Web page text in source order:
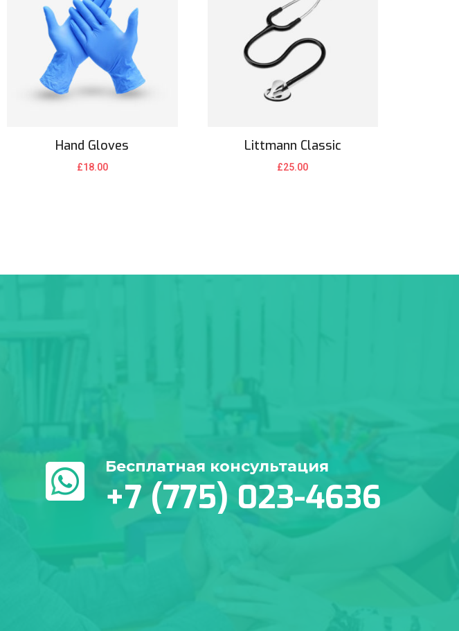
Hand Gloves
£18.00
Littmann Classic
£25.00
Бесплатная консультация
+7 (775) 023-4636